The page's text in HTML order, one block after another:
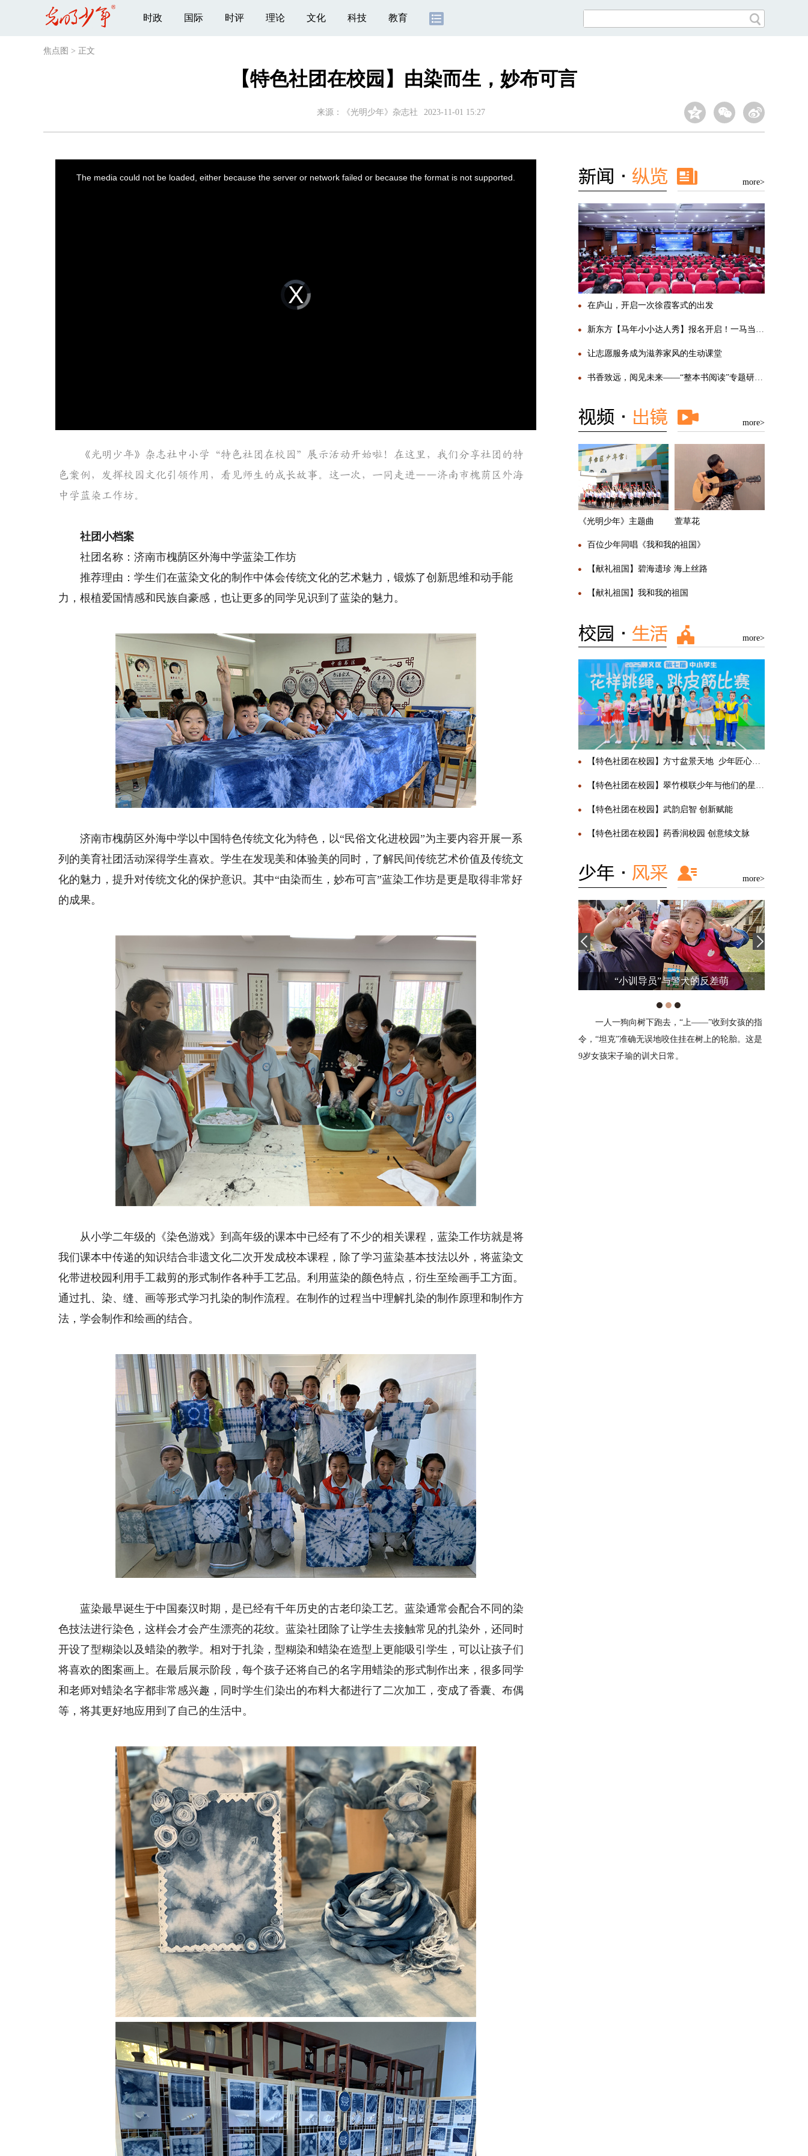
时政 国际 时评 理论 文化 科技 教育
焦点图 > 正文
【特色社团在校园】由染而生，妙布可言
来源：《光明少年》杂志社 2023-11-01 15:27
Video
Player
loading.
The media could not be loaded, either because the server or network failed or because the format is not supported.
《光明少年》杂志社中小学“特色社团在校园”展示活动开始啦！在这里，我们分享社团的特
色案例，发挥校园文化引领作用，看见师生的成长故事。这一次，一同走进——济南市槐荫区外海
中学蓝染工作坊。
社团小档案
社团名称：济南市槐荫区外海中学蓝染工作坊
推荐理由：学生们在蓝染文化的制作中体会传统文化的艺术魅力，锻炼了创新思维和动手能
力，根植爱国情感和民族自豪感，也让更多的同学见识到了蓝染的魅力。
济南市槐荫区外海中学以中国特色传统文化为特色，以“民俗文化进校园”为主要内容开展一系
列的美育社团活动深得学生喜欢。学生在发现美和体验美的同时，了解民间传统艺术价值及传统文
化的魅力，提升对传统文化的保护意识。其中“由染而生，妙布可言”蓝染工作坊是更是取得非常好
的成果。
从小学二年级的《染色游戏》到高年级的课本中已经有了不少的相关课程，蓝染工作坊就是将
我们课本中传递的知识结合非遗文化二次开发成校本课程，除了学习蓝染基本技法以外，将蓝染文
化带进校园利用手工裁剪的形式制作各种手工艺品。利用蓝染的颜色特点，衍生至绘画手工方面。
通过扎、染、缝、画等形式学习扎染的制作流程。在制作的过程当中理解扎染的制作原理和制作方
法，学会制作和绘画的结合。
蓝染最早诞生于中国秦汉时期，是已经有千年历史的古老印染工艺。蓝染通常会配合不同的染
色技法进行染色，这样会才会产生漂亮的花纹。蓝染社团除了让学生去接触常见的扎染外，还同时
开设了型糊染以及蜡染的教学。相对于扎染，型糊染和蜡染在造型上更能吸引学生，可以让孩子们
将喜欢的图案画上。在最后展示阶段，每个孩子还将自己的名字用蜡染的形式制作出来，很多同学
和老师对蜡染名字都非常感兴趣，同时学生们染出的布料大都进行了二次加工，变成了香囊、布偶
等，将其更好地应用到了自己的生活中。
more>
在庐山，开启一次徐霞客式的出发
新东方【马年小小达人秀】报名开启！一马当先，勇敢SHOW自己
让志愿服务成为滋养家风的生动课堂
书香致远，阅见未来——“整本书阅读”专题研讨活动圆满举行
more>
《光明少年》主题曲 萱草花
百位少年同唱《我和我的祖国》
【献礼祖国】碧海遗珍 海上丝路
【献礼祖国】我和我的祖国
more>
【特色社团在校园】方寸盆景天地 少年匠心传承
【特色社团在校园】翠竹模联少年与他们的星辰大海
【特色社团在校园】武韵启智 创新赋能
【特色社团在校园】药香润校园 创意续文脉
more>
旋律，带来妙不可言的乐趣
我是来自西安高新东区小学的杨珂然。我相信
兴趣爱好能陶冶情操、培养气质、使人终生受益。
多年来，我坚持学习机器人和图形编程，积极参与
校内航模和3D打印俱乐部与篮球校队的多项活
用热爱谱写成长乐章
对我来说，音乐和生命一样重要，它是我情感
的出口，情绪的表达；也会给别人带来灵感、希望
或者安慰。成长有无限可能，会经受很多挫折与挑
战，我将用自己对音乐的热爱对抗成长的迷茫，谱
写明丽绚烂的青春乐章。
“小训导员”与警犬的反差萌
一人一狗向树下跑去，“上——”收到女孩的指
令，“坦克”准确无误地咬住挂在树上的轮胎。这是
9岁女孩宋子瑜的训犬日常。
旋律，带来妙不可言的乐趣
我是来自西安高新东区小学的杨珂然。我相信
兴趣爱好能陶冶情操、培养气质、使人终生受益。
多年来，我坚持学习机器人和图形编程，积极参与